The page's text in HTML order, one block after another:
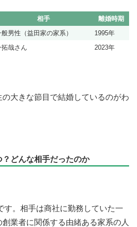
相手
離婚時期
般男性（益田家の家系）
1995年
拓哉さん 2023年
大きな節目で結婚しているのがわ
どんな相手だったのか
す。相手は商社に勤務していた一
業者に関係する由緒ある家系の人